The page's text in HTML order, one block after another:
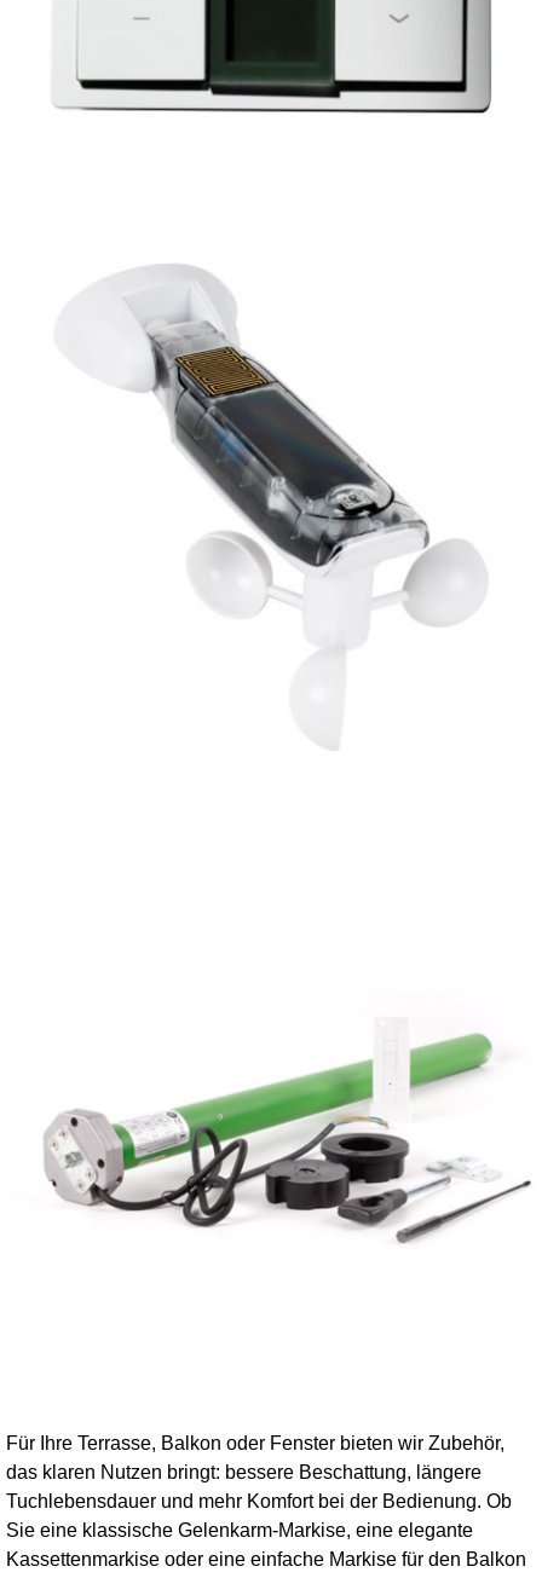
Für Ihre Terrasse, Balkon oder Fenster bieten wir Zubehör,
das klaren Nutzen bringt: bessere Beschattung, längere
Tuchlebensdauer und mehr Komfort bei der Bedienung. Ob
Sie eine klassische Gelenkarm-Markise, eine elegante
Kassettenmarkise oder eine einfache Markise für den Balkon